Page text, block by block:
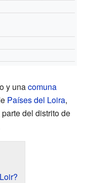
y unacomuna
Países del Loira,
parte del distrito de